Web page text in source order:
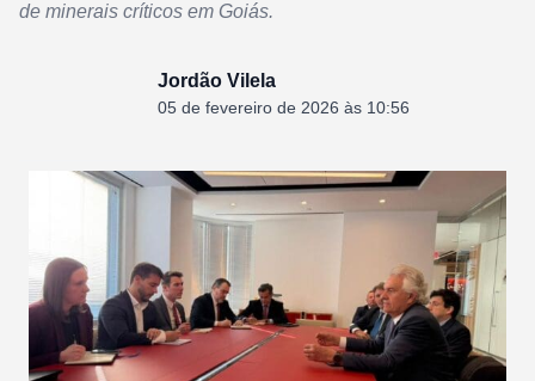
de minerais críticos em Goiás.
Jordão Vilela
05 de fevereiro de 2026 às 10:56